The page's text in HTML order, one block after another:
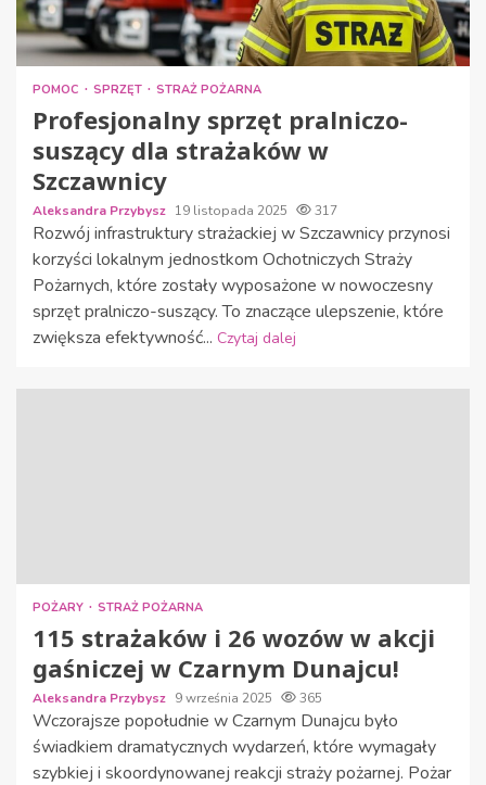
POMOC SPRZĘT STRAŻ POŻARNA
Profesjonalny sprzęt pralniczo-
suszący dla strażaków w
Szczawnicy
Aleksandra Przybysz 19 listopada 2025 317
Rozwój infrastruktury strażackiej w Szczawnicy przynosi
korzyści lokalnym jednostkom Ochotniczych Straży
Pożarnych, które zostały wyposażone w nowoczesny
sprzęt pralniczo-suszący. To znaczące ulepszenie, które
zwiększa efektywność... Czytaj dalej
POŻARY STRAŻ POŻARNA
115 strażaków i 26 wozów w akcji
gaśniczej w Czarnym Dunajcu!
Aleksandra Przybysz 9 września 2025 365
Wczorajsze popołudnie w Czarnym Dunajcu było
świadkiem dramatycznych wydarzeń, które wymagały
szybkiej i skoordynowanej reakcji straży pożarnej. Pożar